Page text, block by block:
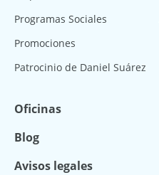
Programas Sociales
Promociones
Patrocinio de Daniel Suárez
Oficinas
Blog
Avisos legales